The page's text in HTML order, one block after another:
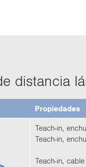
dis­tan­cia
Pro­pie­da­des
Teach-​in,
Teach-​in,
Teach-​in,